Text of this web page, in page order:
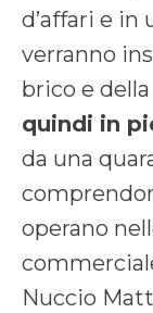
d’affari e
verranno
brico e
quindi in
da una
operano
Nuccio